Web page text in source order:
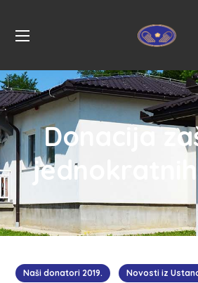
Donacija
Naši donatori 2019. Novosti iz